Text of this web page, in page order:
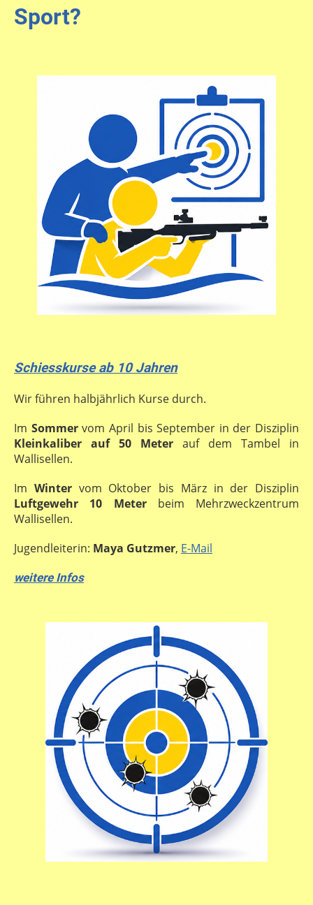
Sport?
Schiesskurse ab 10 Jahren
Wir führen halbjährlich Kurse durch.
Im Sommervom April bis September in der Disziplin
Kleinkaliber auf 50 Meter auf dem Tambel in
Wallisellen.
Im Wintervom Oktober bis März in der Disziplin
Luftgewehr 10 Meterbeim Mehrzweckzentrum
Wallisellen.
Jugendleiterin: Maya Gutzmer, E-Mail
weitere Infos